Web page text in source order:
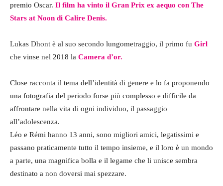
premio Oscar. Il film ha vinto il Gran Prix ex aequo con The
Stars at Noon di Calire Denis.
Lukas Dhont è al suo secondo lungometraggio, il primo fu Girl
che vinse nel 2018 la Camera d’or.
Close racconta il tema dell’identità di genere e lo fa proponendo
una fotografia del periodo forse più complesso e difficile da
affrontare nella vita di ogni individuo, il passaggio
all’adolescenza.
Léo e Rémi hanno 13 anni, sono migliori amici, legatissimi e
passano praticamente tutto il tempo insieme, e il loro è un mondo
a parte, una magnifica bolla e il legame che li unisce sembra
destinato a non doversi mai spezzare.